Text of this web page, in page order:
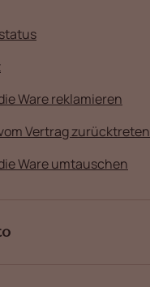
Ware reklamieren
Vertrag zurücktreten
Ware umtauschen